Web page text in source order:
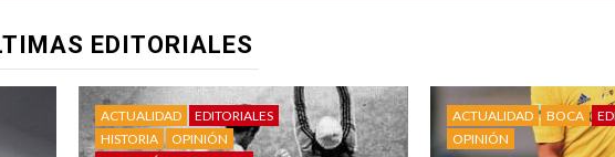
EDITORIALES
ACTUALIDAD
EDITORIALES
HISTORIA
OPINIÓN
ACTUALIDAD BOCA
OPINIÓN